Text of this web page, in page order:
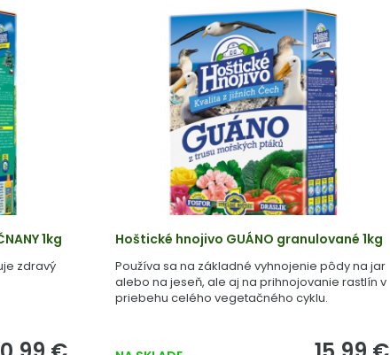
1kg
zdravý
Hoštické hnojivo GUÁNO granulované 1kg
Používa sa na základné vyhnojenie pôdy na jar
alebo na jeseň, ale aj na prihnojovanie rastlín v
priebehu celého vegetačného cyklu.